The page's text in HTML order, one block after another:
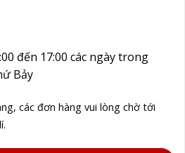
đến 17:00 các ngày trong
Bảy
các đơn hàng vui lòng chờ tới